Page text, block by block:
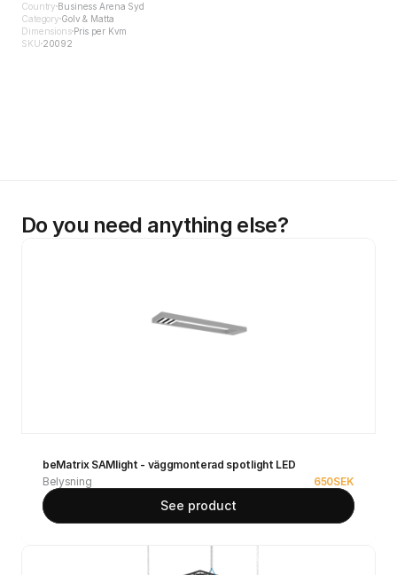
Country Business Arena Syd
Category Golv & Matta
DimensionsPris per Kvm
SKU 20092
Do you need anything else?
beMatrix SAMlight - väggmonterad spotlight LED
Belysning
650SEK
See product